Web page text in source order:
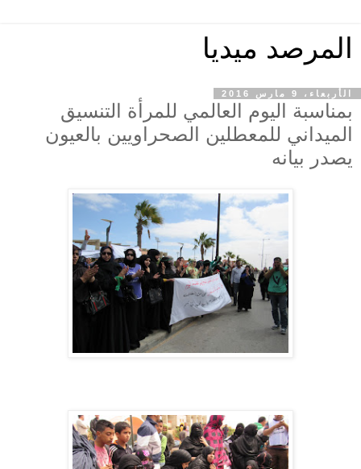
المرصد ميديا
الأربعاء، 9 مارس 2016
بمناسبة اليوم العالمي للمرأة التنسيق
الميداني للمعطلين الصحراويين بالعيون
يصدر بيانه